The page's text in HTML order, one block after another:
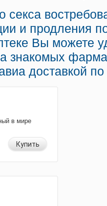
секса
и продления
Вы можете
знакомых
доставкой
в мире
Купить